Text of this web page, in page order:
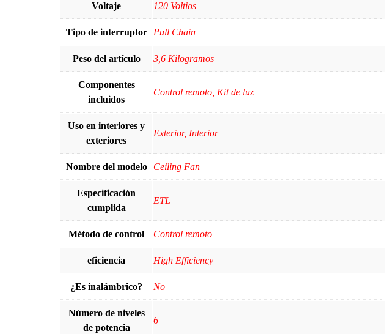
Voltaje 120 Voltios
Tipo de interruptor Pull Chain
Peso del artículo 3,6 Kilogramos
Componentes
incluidos
Control remoto, Kit de luz
Uso en interiores y
exteriores
Exterior, Interior
Nombre del modelo Ceiling Fan
Especificación
cumplida
ETL
Método de control Control remoto
eficiencia High Efficiency
¿Es inalámbrico? ‎No
Número de niveles
de potencia
6